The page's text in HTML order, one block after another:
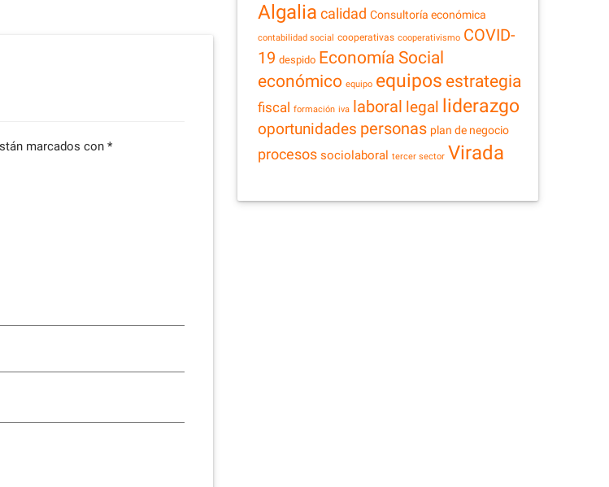
marcados con *
Algalia calidad Consultoría económica
contabilidad social cooperativas cooperativismo COVID-
19 despido Economía Social
económico equipo equipos estrategia
fiscal formación iva laboral legal liderazgo
oportunidades personas plan de negocio
procesos sociolaboral tercer sector Virada